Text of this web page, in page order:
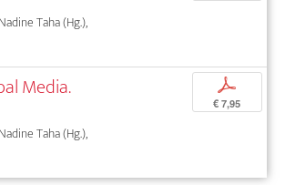
Taha (Hg.),
Media.
Taha (Hg.),
p
€ 7,95